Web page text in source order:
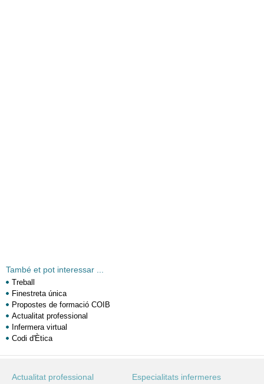
També et pot interessar ...
Treball
Finestreta única
Propostes de formació COIB
Actualitat professional
Infermera virtual
Codi d'Ètica
Actualitat professional Especialitats infermeres